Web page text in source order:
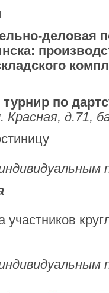
деловая
по
Красная, д.71,